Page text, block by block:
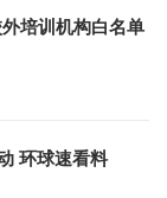
培训机构白名单
环球速看料